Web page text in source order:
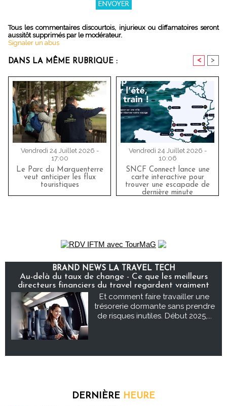
Tous les commentaires discourtois, injurieux ou diffamatoires seront
aussitôt supprimés par le modérateur.
Signaler un abus
DANS LA MÊME RUBRIQUE : < >
Vendredi 24 Juillet 2026 -
17:00
Le Parc du Marquenterre
veut anticiper les flux
touristiques
Vendredi 24 Juillet 2026 -
10:06
SNCF Connect lance une
carte interactive pour
trouver une escapade de
dernière minute
BRAND NEWS LA TRAVEL TECH
Au-delà du taux de change - Ce que les meilleurs
directeurs financiers du travel regardent vraiment
Et comment faire travailler une
trésorerie dormante sans prendre
de risques inutiles. Début 2025,...
DERNIÈRE HEURE